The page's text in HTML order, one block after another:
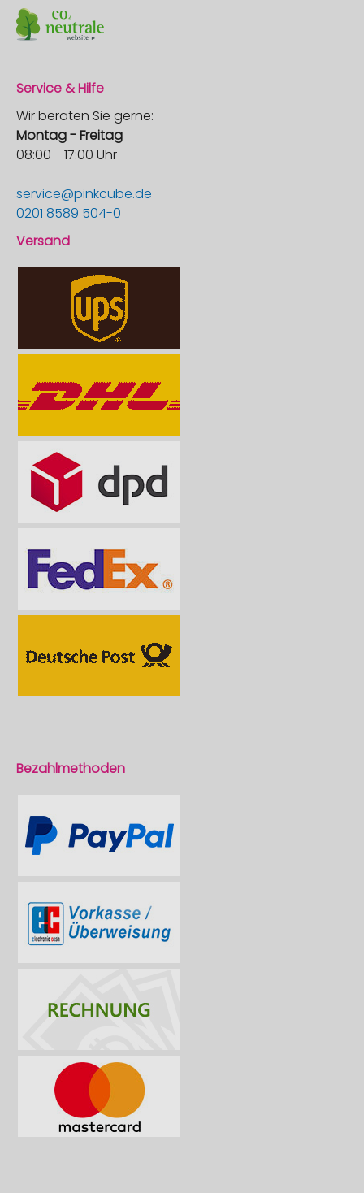
Service & Hilfe
Wir beraten Sie gerne:
Montag - Freitag
08:00 - 17:00 Uhr
service@pinkcube.de
0201 8589 504-0
Versand
Bezahlmethoden